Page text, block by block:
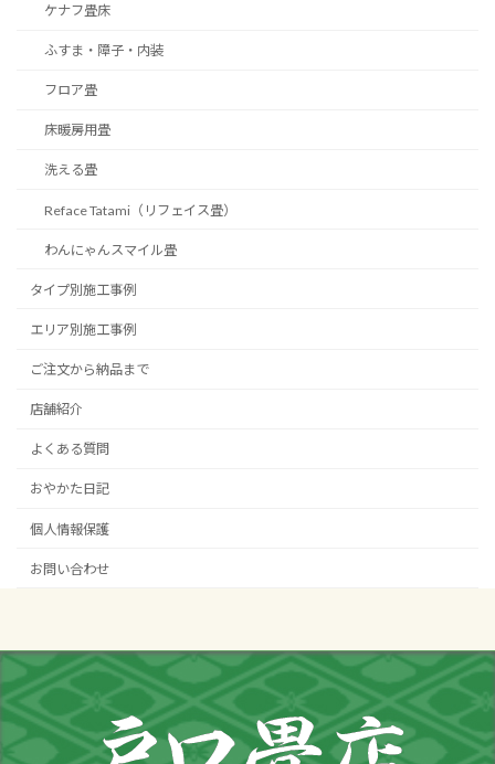
ケナフ畳床
ふすま・障子・内装
フロア畳
床暖房用畳
洗える畳
Reface Tatami（リフェイス畳）
わんにゃんスマイル畳
タイプ別施工事例
エリア別施工事例
ご注文から納品まで
店舗紹介
よくある質問
おやかた日記
個人情報保護
お問い合わせ